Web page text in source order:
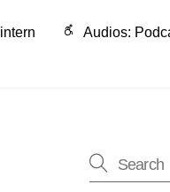
Audios: